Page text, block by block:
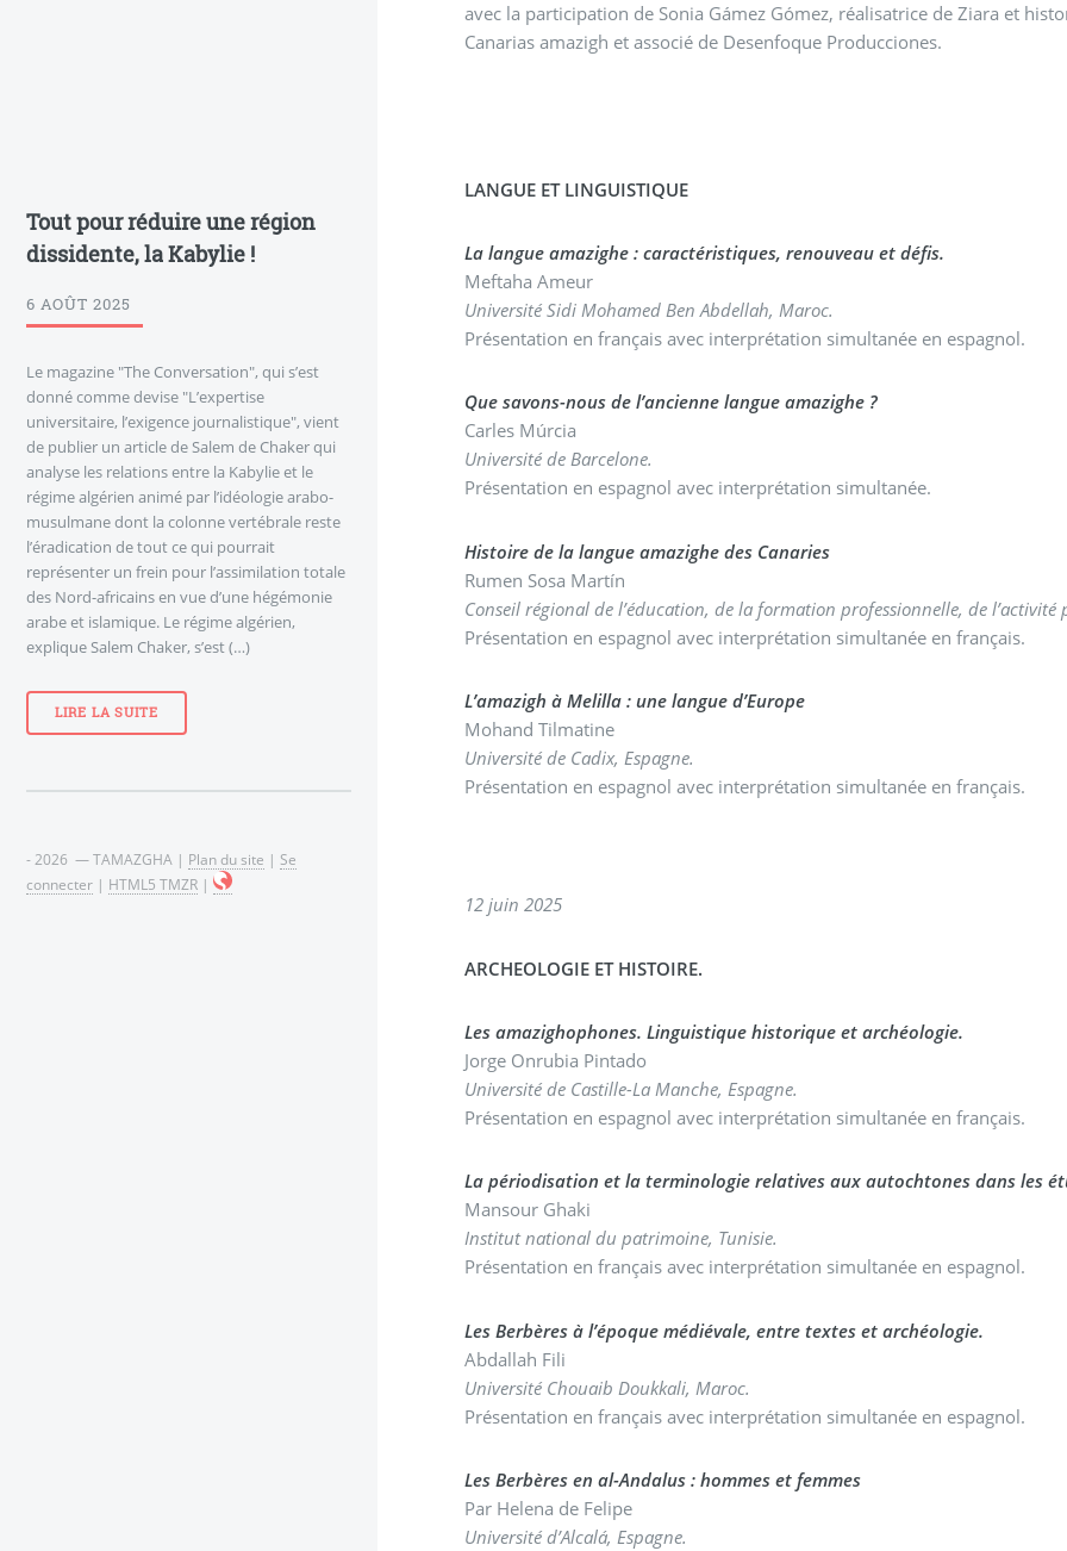
avec la participation de Sonia Gámez Gómez, réalisatrice de Ziara et
Canarias amazigh et associé de Desenfoque Producciones.
LANGUE ET LINGUISTIQUE
La langue amazighe : caractéristiques, renouveau et défis.
Meftaha Ameur
Université Sidi Mohamed Ben Abdellah, Maroc.
Présentation en français avec interprétation simultanée en espagnol.
Que savons-nous de l’ancienne langue amazighe ?
Carles Múrcia
Université de Barcelone.
Présentation en espagnol avec interprétation simultanée.
Histoire de la langue amazighe des Canaries
Rumen Sosa Martín
Conseil régional de l’éducation, de la formation professionnelle, de l’activité
Présentation en espagnol avec interprétation simultanée en français.
L’amazigh à Melilla : une langue d’Europe
Mohand Tilmatine
Université de Cadix, Espagne.
Présentation en espagnol avec interprétation simultanée en français.
12 juin 2025
ARCHEOLOGIE ET HISTOIRE.
Les amazighophones. Linguistique historique et archéologie.
Jorge Onrubia Pintado
Université de Castille-La Manche, Espagne.
Présentation en espagnol avec interprétation simultanée en français.
La périodisation et la terminologie relatives aux autochtones dans les
Mansour Ghaki
Institut national du patrimoine, Tunisie.
Présentation en français avec interprétation simultanée en espagnol.
Les Berbères à l’époque médiévale, entre textes et archéologie.
Abdallah Fili
Université Chouaib Doukkali, Maroc.
Présentation en français avec interprétation simultanée en espagnol.
Les Berbères en al-Andalus : hommes et femmes
Par Helena de Felipe
Université d’Alcalá, Espagne.
Tout pour réduire une région
dissidente, la Kabylie !
6 AOÛT 2025
Le magazine "The Conversation", qui s’est
donné comme devise "L’expertise
universitaire, l’exigence journalistique", vient
de publier un article de Salem de Chaker qui
analyse les relations entre la Kabylie et le
régime algérien animé par l’idéologie arabo-
musulmane dont la colonne vertébrale reste
l’éradication de tout ce qui pourrait
représenter un frein pour l’assimilation totale
des Nord-africains en vue d’une hégémonie
arabe et islamique. Le régime algérien,
explique Salem Chaker, s’est (…)
LIRE LA SUITE
- 2026 — TAMAZGHA | Plan du site | Se
connecter | HTML5 TMZR |